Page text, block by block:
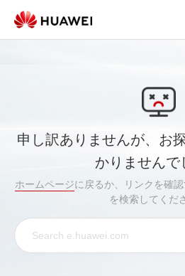
申し訳ありませんが、お
かりませんで
ホームページに戻るか、リンクを確
を検索してくだ